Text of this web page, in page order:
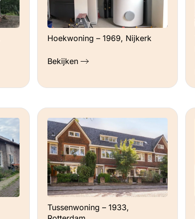
Hoekwoning – 1969, Nijkerk
Bekijken
Tussenwoning – 1933,